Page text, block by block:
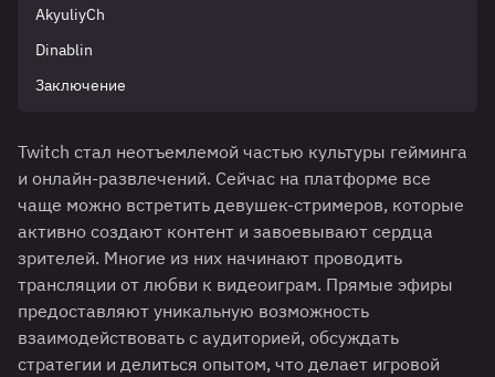
AkyuliyCh
Dinablin
Заключение
Twitch стал неотъемлемой частью культуры гейминга
и онлайн-развлечений. Сейчас на платформе все
чаще можно встретить девушек-стримеров, которые
активно создают контент и завоевывают сердца
зрителей. Многие из них начинают проводить
трансляции от любви к видеоиграм. Прямые эфиры
предоставляют уникальную возможность
взаимодействовать с аудиторией, обсуждать
стратегии и делиться опытом, что делает игровой